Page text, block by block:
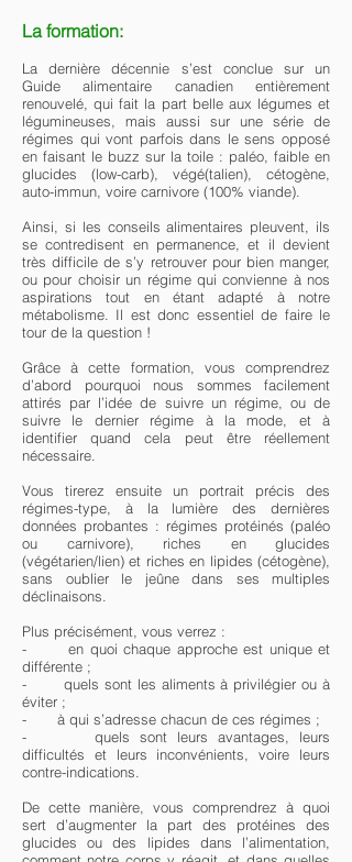
La formation:
La dernière décennie s’est conclue sur un
Guide alimentaire canadien entièrement
renouvelé, qui fait la part belle aux légumes et
légumineuses, mais aussi sur une série de
régimes qui vont parfois dans le sens opposé
en faisant le buzz sur la toile : paléo, faible en
glucides (low-carb), végé(talien), cétogène,
auto-immun, voire carnivore (100% viande).
Ainsi, si les conseils alimentaires pleuvent, ils
se contredisent en permanence, et il devient
très difficile de s’y retrouver pour bien manger,
ou pour choisir un régime qui convienne à nos
aspirations tout en étant adapté à notre
métabolisme. Il est donc essentiel de faire le
tour de la question !
Grâce à cette formation, vous comprendrez
d’abord pourquoi nous sommes facilement
attirés par l’idée de suivre un régime, ou de
suivre le dernier régime à la mode, et à
identifier quand cela peut être réellement
nécessaire.
Vous tirerez ensuite un portrait précis des
régimes-type, à la lumière des dernières
données probantes : régimes protéinés (paléo
ou carnivore), riches en glucides
(végétarien/lien) et riches en lipides (cétogène),
sans oublier le jeûne dans ses multiples
déclinaisons.
Plus précisément, vous verrez :
- en quoi chaque approche est unique et
différente ;
- quels sont les aliments à privilégier ou à
éviter ;
- à qui s’adresse chacun de ces régimes ;
- quels sont leurs avantages, leurs
difficultés et leurs inconvénients, voire leurs
contre-indications.
De cette manière, vous comprendrez à quoi
sert d’augmenter la part des protéines des
glucides ou des lipides dans l’alimentation,